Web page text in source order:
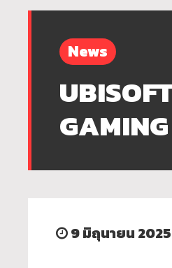
News
9 มิถุนายน 2025